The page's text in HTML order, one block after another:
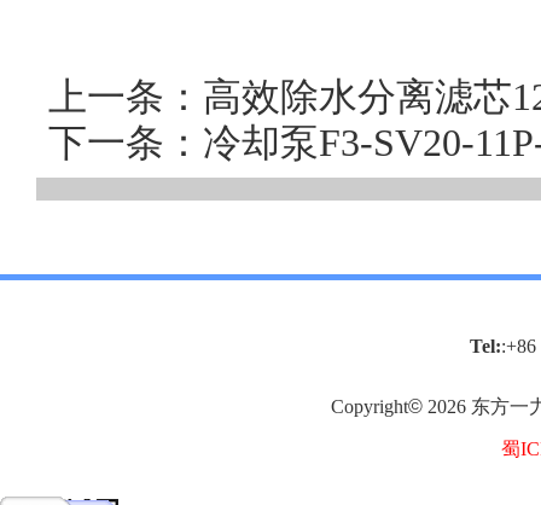
上一条：高效除水分离滤芯
下一条：冷却泵F3-SV20-
Tel::+86
Copyright© 2026 东方一
蜀